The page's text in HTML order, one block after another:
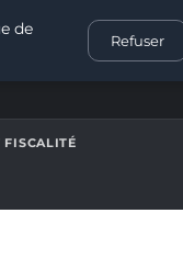
FISCALITÉ
de
Refuser